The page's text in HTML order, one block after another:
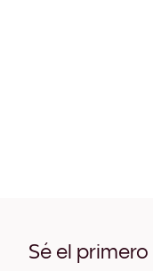
Sé el